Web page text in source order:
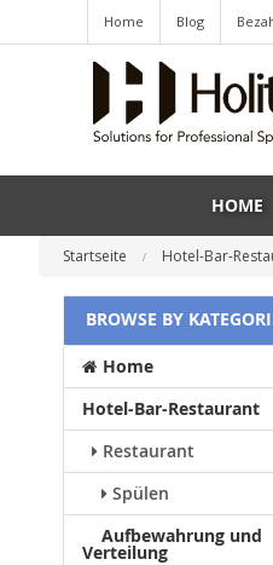
Home Blog
HOME
Startseite Hotel-Bar-
BROWSE BY
Home
Hotel-Bar-Restaurant
Restaurant
Spülen
Aufbewahrung und
Verteilung